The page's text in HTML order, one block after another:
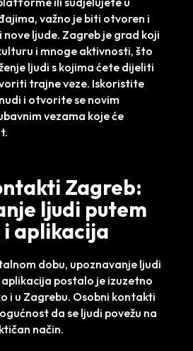
važno je biti otvoren i
ljude. Zagreb je grad koji
i mnoge aktivnosti, što
ljudi s kojima ćete dijeliti
trajne veze. Iskoristite
i otvorite se novim
vezama koje će
Zagreb:
ljudi putem
aplikacija
dobu, upoznavanje ljudi
postalo je izuzetno
i u Zagrebu. Osobni kontakti
da se ljudi povežu na
način.